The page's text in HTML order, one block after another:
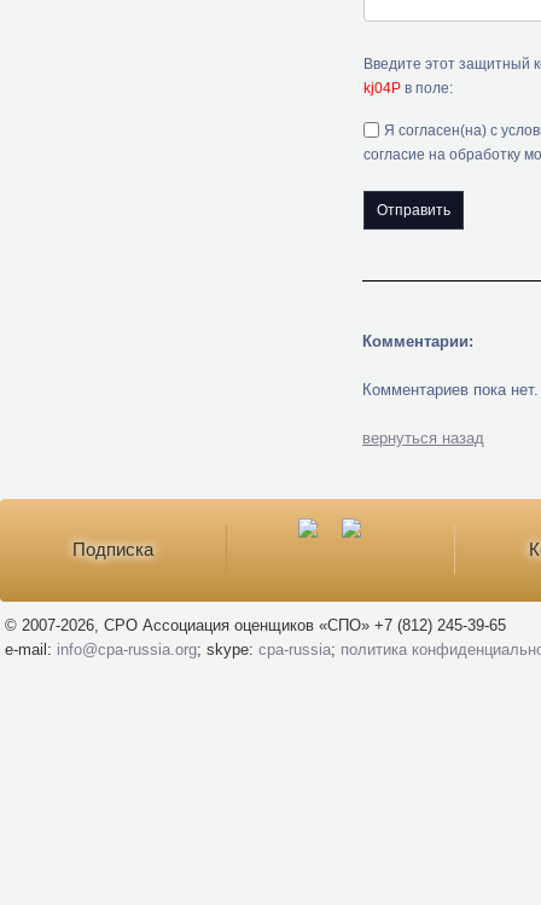
Введите этот защитный
kj04P в поле:
Я согласен(на) с
согласие на обработку
Комментарии:
Комментариев пока нет.
вернуться назад
Подписка
© 2007-2026, СРО Ассоциация оценщиков «СПО» +7 (812) 245-39-65
e-mail: info@cpa-russia.org; skype: cpa-russia; политика